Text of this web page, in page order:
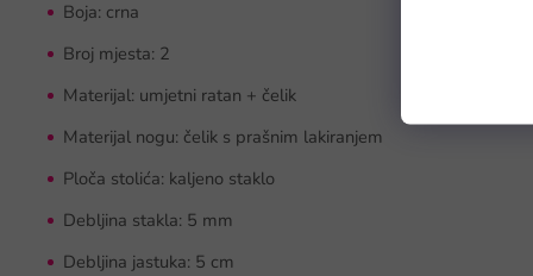
Boja: crna
Broj mjesta: 2
Materijal: umjetni ratan + čelik
Materijal nogu: čelik s prašnim lakiranjem
Ploča stolića: kaljeno staklo
Debljina stakla: 5 mm
Debljina jastuka: 5 cm